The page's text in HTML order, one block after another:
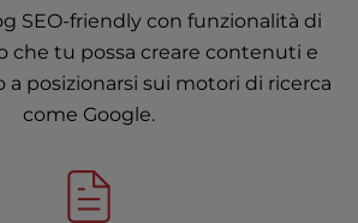
SEO-friendly con funzionalità di
che tu possa creare contenuti e
a posizionarsi sui motori di ricerca
come Google.